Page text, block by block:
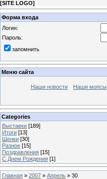
[SITE LOGO]
Форма входа
Логин:
Пароль:
запомнить
Меню сайта
Наши новости Наши мопсы
Categories
Выставки [189]
Итоги [13]
Щенки [30]
Разное [15]
Поздравления [15]
C Днем Рождения [1]
Главная » 2007 » Апрель » 30